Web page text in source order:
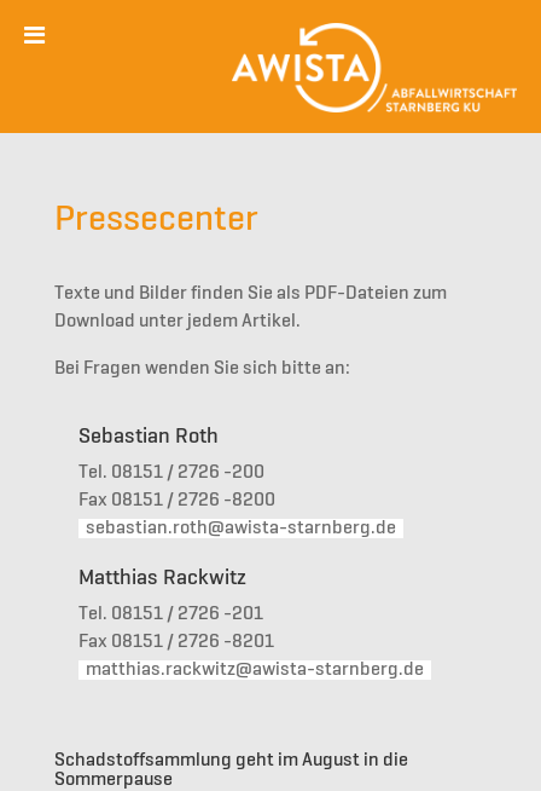
Pressecenter
Texte und Bilder finden Sie als PDF-Dateien zum
Download unter jedem Artikel.
Bei Fragen wenden Sie sich bitte an:
Sebastian Roth
Tel. 08151 / 2726 -200
Fax 08151 / 2726 -8200
sebastian.roth@awista-starnberg.de
Matthias Rackwitz
Tel. 08151 / 2726 -201
Fax 08151 / 2726 -8201
matthias.rackwitz@awista-starnberg.de
Schadstoffsammlung geht im August in die
Sommerpause